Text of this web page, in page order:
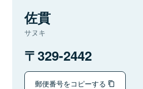
佐貫
サヌキ
329-2442
郵便番号をコピーする